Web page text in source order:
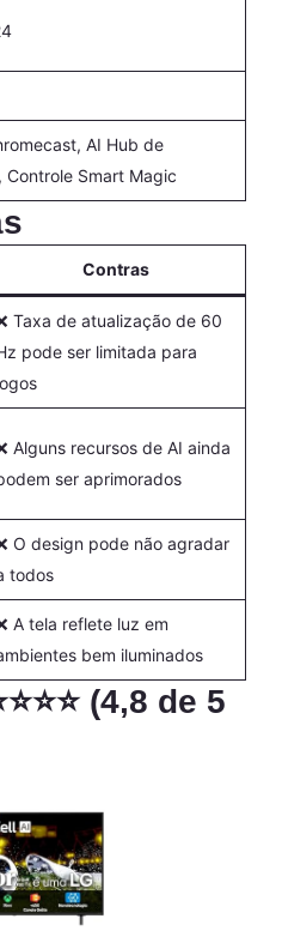
AI Hub de
Controle Smart Magic
Contras
Taxa de atualização de 60
pode ser limitada para
Alguns recursos de AI ainda
ser aprimorados
O design pode não agradar
todos
A tela reflete luz em
bem iluminados
(4,8 de 5